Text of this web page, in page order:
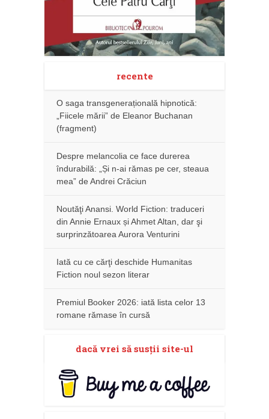
recente
O saga transgenerațională hipnotică:
„Fiicele mării” de Eleanor Buchanan
(fragment)
Despre melancolia ce face durerea
îndurabilă: „Și n-ai rămas pe cer, steaua
mea” de Andrei Crăciun
Noutăţi Anansi. World Fiction: traduceri
din Annie Ernaux și Ahmet Altan, dar şi
surprinzătoarea Aurora Venturini
Iată cu ce cărţi deschide Humanitas
Fiction noul sezon literar
Premiul Booker 2026: iată lista celor 13
romane rămase în cursă
dacă vrei să susţii site-ul